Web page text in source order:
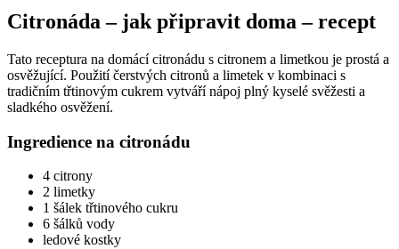
Citronáda – jak připravit doma – recept
Tato receptura na domácí citronádu s citronem a limetkou je prostá a
osvěžující. Použití čerstvých citronů a limetek v kombinaci s
tradičním třtinovým cukrem vytváří nápoj plný kyselé svěžesti a
sladkého osvěžení.
Ingredience na citronádu
4 citrony
2 limetky
1 šálek třtinového cukru
6 šálků vody
ledové kostky